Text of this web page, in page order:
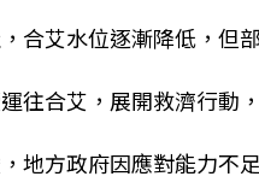
合艾水位逐漸降低，但
往合艾，展開救濟行動
地方政府因應對能力不